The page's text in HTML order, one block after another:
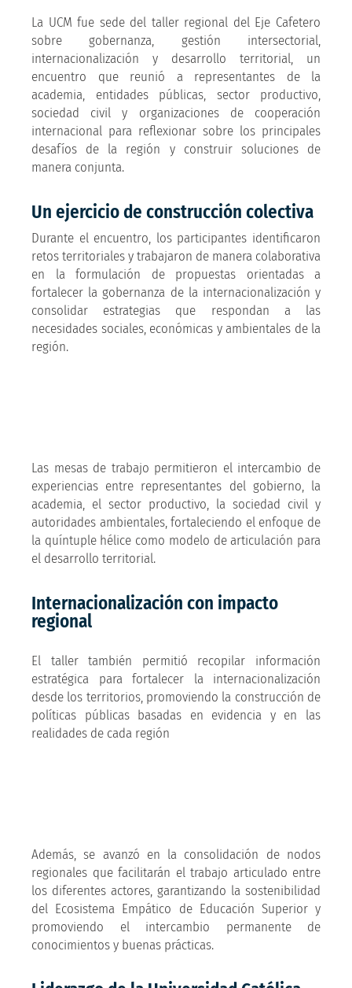
La UCM fue sede del taller regional del Eje Cafetero
sobre gobernanza, gestión intersectorial,
internacionalización y desarrollo territorial, un
encuentro que reunió a representantes de la
academia, entidades públicas, sector productivo,
sociedad civil y organizaciones de cooperación
internacional para reflexionar sobre los principales
desafíos de la región y construir soluciones de
manera conjunta.
Un ejercicio de construcción colectiva
Durante el encuentro, los participantes identificaron
retos territoriales y trabajaron de manera colaborativa
en la formulación de propuestas orientadas a
fortalecer la gobernanza de la internacionalización y
consolidar estrategias que respondan a las
necesidades sociales, económicas y ambientales de la
región.
Las mesas de trabajo permitieron el intercambio de
experiencias entre representantes del gobierno, la
academia, el sector productivo, la sociedad civil y
autoridades ambientales, fortaleciendo el enfoque de
la quíntuple hélice como modelo de articulación para
el desarrollo territorial.
Internacionalización con impacto
regional
El taller también permitió recopilar información
estratégica para fortalecer la internacionalización
desde los territorios, promoviendo la construcción de
políticas públicas basadas en evidencia y en las
realidades de cada región
Además, se avanzó en la consolidación de nodos
regionales que facilitarán el trabajo articulado entre
los diferentes actores, garantizando la sostenibilidad
del Ecosistema Empático de Educación Superior y
promoviendo el intercambio permanente de
conocimientos y buenas prácticas.